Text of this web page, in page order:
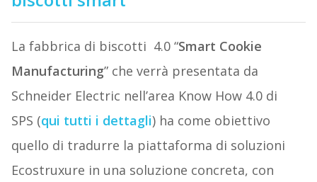
La fabbrica di biscotti 4.0 “Smart Cookie
Manufacturing” che verrà presentata da
Schneider Electric nell’area Know How 4.0 di
SPS (qui tutti i dettagli) ha come obiettivo
quello di tradurre la piattaforma di soluzioni
Ecostruxure in una soluzione concreta, con